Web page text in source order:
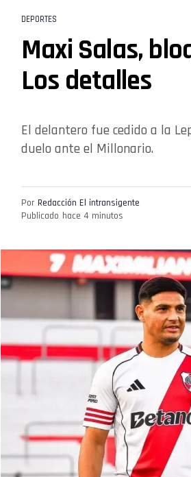
DEPORTES
Maxi Salas,
Los detalles
El delantero fue cedido a la
duelo ante el Millonario.
Por Redacción El intransigente
Publicado hace 4 minutos